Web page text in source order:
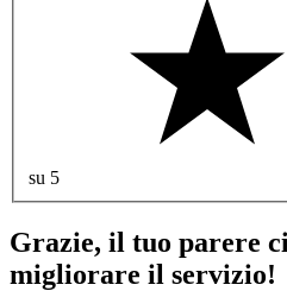
su 5
Grazie, il tuo parere
migliorare il servizio!